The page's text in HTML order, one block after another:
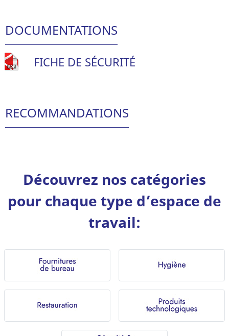
DOCUMENTATIONS
FICHE DE SÉCURITÉ
RECOMMANDATIONS
Découvrez nos catégories
pour chaque type d’espace de
travail: